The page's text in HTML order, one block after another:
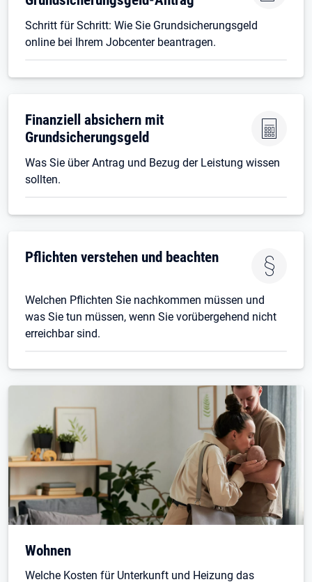
Schritt für Schritt: Wie Sie Grundsicherungsgeld
online bei Ihrem Jobcenter beantragen.
Finanziell absichern mit
Grundsicherungsgeld
Was Sie über Antrag und Bezug der Leistung wissen
sollten.
Pflichten verstehen und beachten
Welchen Pflichten Sie nachkommen müssen und
was Sie tun müssen, wenn Sie vorübergehend nicht
erreichbar sind.
Wohnen
Welche Kosten für Unterkunft und Heizung das